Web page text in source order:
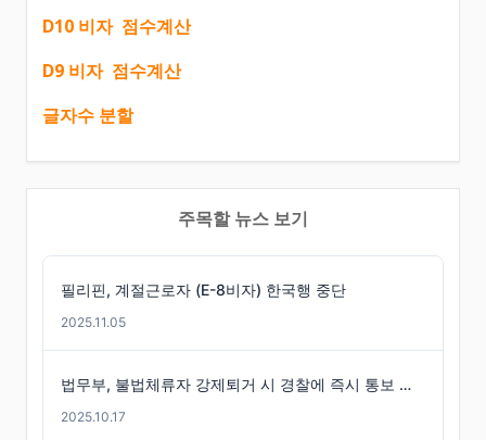
D10 비자 점수계산
D9 비자 점수계산
글자수 분할
주목할 뉴스 보기
필리핀, 계절근로자 (E-8비자) 한국행 중단
2025.11.05
법무부, 불법체류자 강제퇴거 시 경찰에 즉시 통보 제도 마련
2025.10.17